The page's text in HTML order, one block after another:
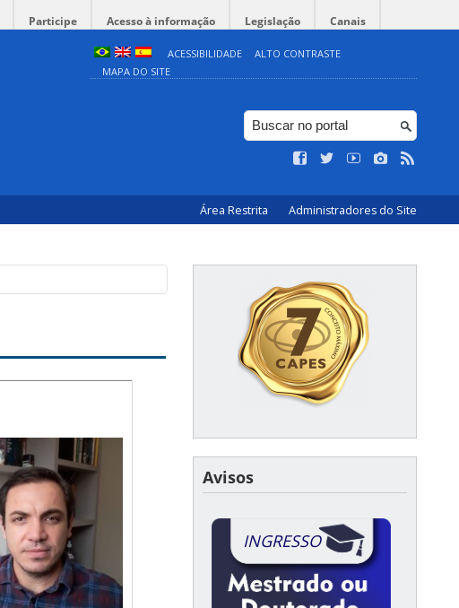
Participe Acesso à informação Legislação Canais
ACESSIBILIDADE
ALTO CONTRASTE
MAPA DO SITE
Área Restrita Administradores do Site
Avisos
INGRESSO